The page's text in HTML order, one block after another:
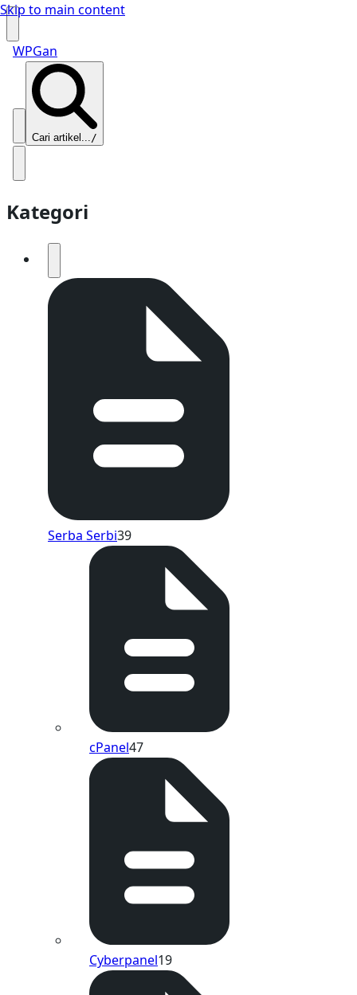
Skip to main content
WPGan
Cari artikel.../
Kategori
Serba Serbi39
cPanel47
Cyberpanel19